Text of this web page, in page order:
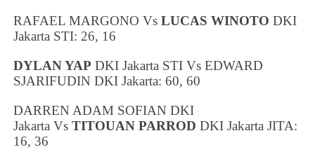
RAFAEL MARGONO VsLUCAS WINOTO DKI
Jakarta STI: 26, 16
DYLAN YAP DKI Jakarta STIVsEDWARD
SJARIFUDIN DKI Jakarta: 60, 60
DARREN ADAM SOFIANDKI
Jakarta VsTITOUAN PARROD DKI Jakarta JITA:
16, 36